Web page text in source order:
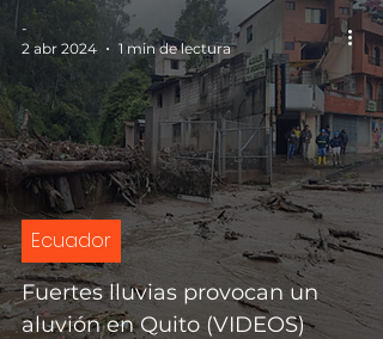
Fuertes lluvias provocan un
aluvión en Quito (VIDEOS)
Ecuador
-
2 abr 2024
1 min de lectura